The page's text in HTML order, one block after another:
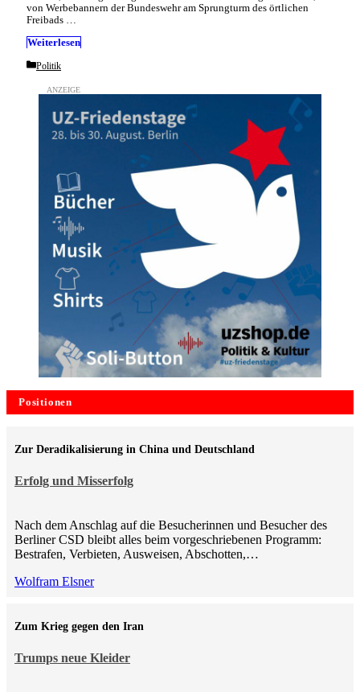
von Werbebannern der Bundeswehr am Sprungturm des örtlichen
Freibads …
Weiterlesen
Categories
Politik
Positionen
Erfolg und Misserfolg
Zur Deradikalisierung in China und Deutschland
Nach dem Anschlag auf die Besucherinnen und Besucher des
Berliner CSD bleibt alles beim vorgeschriebenen Programm:
Bestrafen, Verbieten, Ausweisen, Abschotten,…
Wolfram Elsner
Trumps neue Kleider
Zum Krieg gegen den Iran